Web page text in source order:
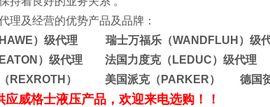
理及经营的优势产品及品牌：
HAWE）级代理 瑞士万福乐（WANDFLUH）级
EATON）级代理 法国力度克（LEDUC）级代理
（REXROTH） 美国派克（PARKER） 德国贺
应威格士液压产品，欢迎来电选购！！